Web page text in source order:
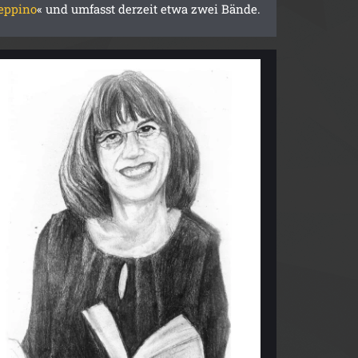
« und umfasst derzeit etwa zwei Bände.